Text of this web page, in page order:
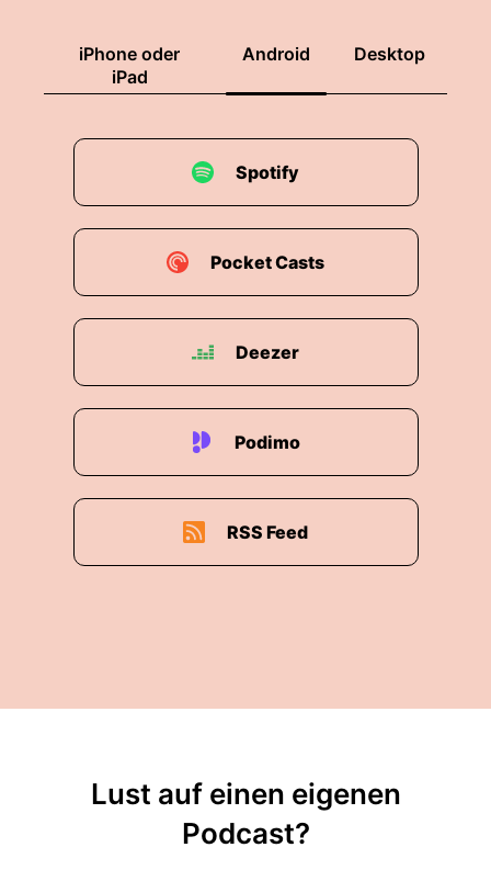
iPhone oder
iPad
Android Desktop
Spotify
Pocket Casts
Deezer
Podimo
RSS Feed
Lust auf einen eigenen
Podcast?